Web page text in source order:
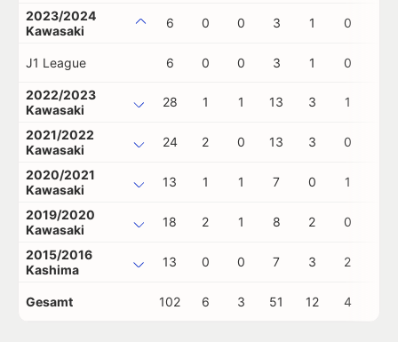
2023/2024
Kawasaki
6 0 0 3 1 0
J1 League 6 0 0 3 1 0
2022/2023
Kawasaki
28 1 1 13 3 1
2021/2022
Kawasaki
24 2 0 13 3 0
2020/2021
Kawasaki
13 1 1 7 0 1
2019/2020
Kawasaki
18 2 1 8 2 0
2015/2016
Kashima
13 0 0 7 3 2
Gesamt 102 6 3 51 12 4